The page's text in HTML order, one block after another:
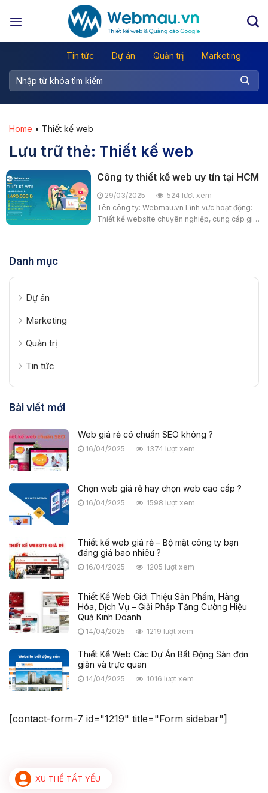
đến
Tin tức Dự án Quản trị Marketing
Home • Thiết kế web
Lưu trữ thẻ: Thiết kế web
Công ty thiết kế web uy tín tại HCM
29/03/2025
524 lượt xem
Tên công ty: Webmau.vn Lĩnh vực hoạt động:
Thiết kế website chuyên nghiệp, cung cấp giải
Danh mục
Dự án
Marketing
Quản trị
Tin tức
Bài viết mới
Web giá rẻ có chuẩn SEO không ?
16/04/2025 1374 lượt xem
Chọn web giá rẻ hay chọn web cao cấp ?
16/04/2025 1598 lượt xem
Thiết kế web giá rẻ – Bộ mặt công ty bạn
đáng giá bao nhiêu ?
16/04/2025 1205 lượt xem
Thiết Kế Web Giới Thiệu Sản Phẩm, Hàng
Hóa, Dịch Vụ – Giải Pháp Tăng Cường Hiệu
Quả Kinh Doanh
14/04/2025 1219 lượt xem
Thiết Kế Web Các Dự Án Bất Động Sản đơn
giản và trực quan
14/04/2025 1016 lượt xem
[contact-form-7 id="1219" title="Form sidebar"]
XU THẾ TẤT YẾU